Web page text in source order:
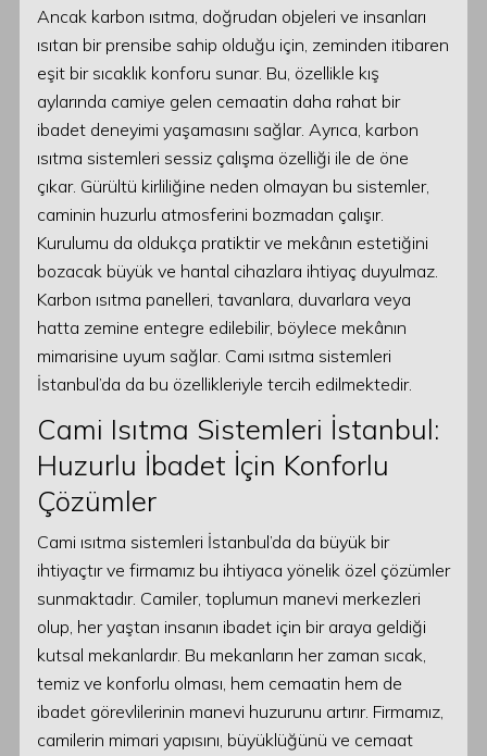
Ancak karbon ısıtma, doğrudan objeleri ve insanları
ısıtan bir prensibe sahip olduğu için, zeminden itibaren
eşit bir sıcaklık konforu sunar. Bu, özellikle kış
aylarında camiye gelen cemaatin daha rahat bir
ibadet deneyimi yaşamasını sağlar. Ayrıca, karbon
ısıtma sistemleri sessiz çalışma özelliği ile de öne
çıkar. Gürültü kirliliğine neden olmayan bu sistemler,
caminin huzurlu atmosferini bozmadan çalışır.
Kurulumu da oldukça pratiktir ve mekânın estetiğini
bozacak büyük ve hantal cihazlara ihtiyaç duyulmaz.
Karbon ısıtma panelleri, tavanlara, duvarlara veya
hatta zemine entegre edilebilir, böylece mekânın
mimarisine uyum sağlar. Cami ısıtma sistemleri
İstanbul’da da bu özellikleriyle tercih edilmektedir.
Cami Isıtma Sistemleri İstanbul:
Huzurlu İbadet İçin Konforlu
Çözümler
Cami ısıtma sistemleri İstanbul’da da büyük bir
ihtiyaçtır ve firmamız bu ihtiyaca yönelik özel çözümler
sunmaktadır. Camiler, toplumun manevi merkezleri
olup, her yaştan insanın ibadet için bir araya geldiği
kutsal mekanlardır. Bu mekanların her zaman sıcak,
temiz ve konforlu olması, hem cemaatin hem de
ibadet görevlilerinin manevi huzurunu artırır. Firmamız,
camilerin mimari yapısını, büyüklüğünü ve cemaat